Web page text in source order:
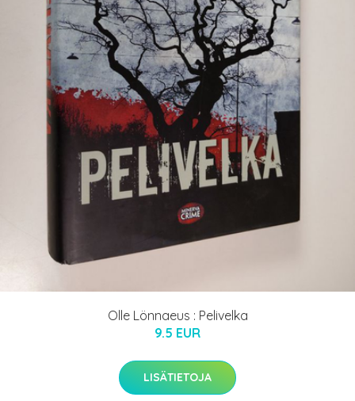
Olle Lönnaeus : Pelivelka
9.5 EUR
LISÄTIETOJA